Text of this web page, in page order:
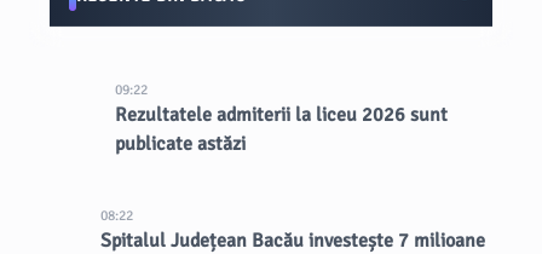
09:22
Rezultatele admiterii la liceu 2026 sunt
publicate astăzi
08:22
Spitalul Județean Bacău investește 7 milioane